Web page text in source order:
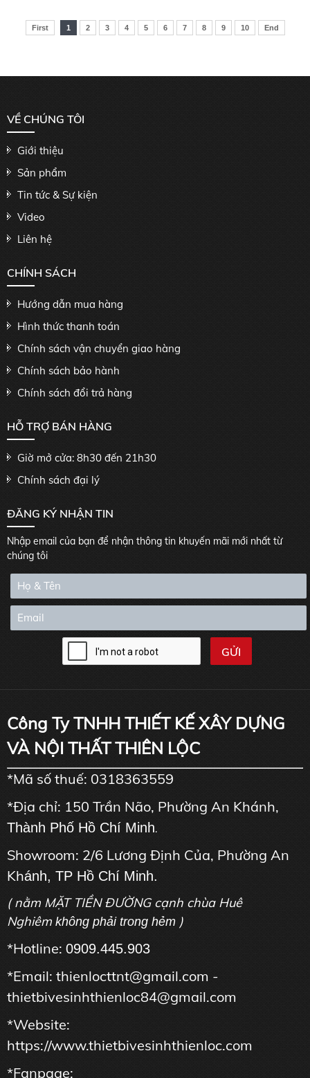
First 1 2 3 4 5 6 7 8 9 10 End
VỀ CHÚNG TÔI
Giới thiệu
Sản phẩm
Tin tức & Sự kiện
Video
Liên hệ
CHÍNH SÁCH
Hướng dẫn mua hàng
Hình thức thanh toán
Chính sách vận chuyển giao hàng
Chính sách bảo hành
Chính sách đổi trả hàng
HỖ TRỢ BÁN HÀNG
Giờ mở cửa: 8h30 đến 21h30
Chính sách đại lý
ĐĂNG KÝ NHẬN TIN
Nhập email của bạn để nhận thông tin khuyến mãi mới nhất từ
chúng tôi
Công Ty TNHH THIẾT KẾ XÂY DỰNG
VÀ NỘI THẤT THIÊN LỘC
*Mã số thuế: 0318363559
*Địa chỉ: 150 Trần Não, Phường An Khánh,
Thành Phố Hồ Chí Minh.
Showroom: 2/6 Lương Định Của, Phường An
Khánh, TP Hồ Chí Minh.
( nằm MẶT TIỀN ĐƯỜNG cạnh chùa Huê
Nghiêm không phải trong hẻm )
*Hotline: 0909.445.903
*Email: thienlocttnt@gmail.com -
thietbivesinhthienloc84@gmail.com
*Website:
https://www.thietbivesinhthienloc.com
*Fanpage: